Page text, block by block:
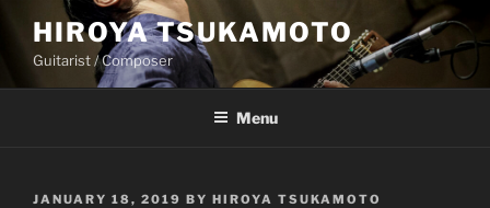
content
HIROYA TSUKAMOTO
Guitarist / Composer
Menu
POSTED
JANUARY 18, 2019 BY HIROYA TSUKAMOTO